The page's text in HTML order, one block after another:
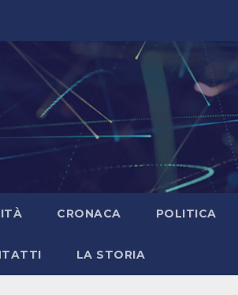
CRONACA POLITICA
LA STORIA